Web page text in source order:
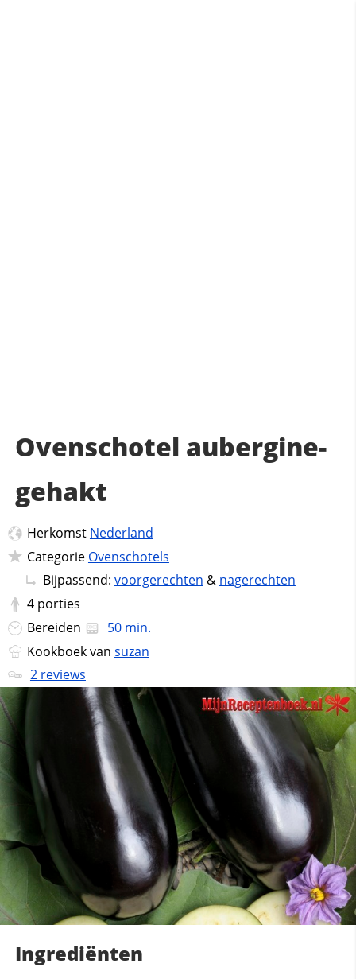
Ovenschotel aubergine-
gehakt
Herkomst Nederland
Categorie Ovenschotels
Bijpassend: voorgerechten & nagerechten
4 porties
Bereiden
50 min.
Kookboek van suzan
2 reviews
Ingrediënten